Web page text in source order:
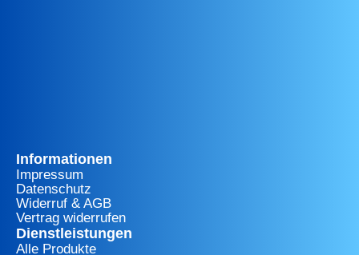
Informationen
Impressum
Datenschutz
Widerruf & AGB
Vertrag widerrufen
Dienstleistungen
Alle Produkte